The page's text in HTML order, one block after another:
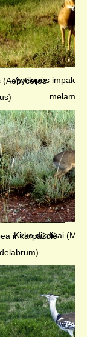
(Aepyceros
Antilopės impalos
ir karpažolė
Kirko dikdikai